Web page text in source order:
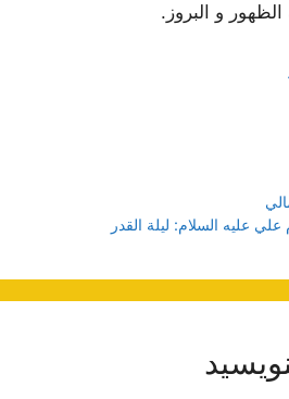
و البروز.
عليه السلام: ليلة القدر